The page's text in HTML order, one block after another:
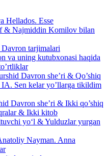
Hellados. Esse
& Najmiddin Komilov bilan
tarjimalari
va uning kutubxonasi haqida
Davron she’ri & Qo’shiq
Sen kelar yo’llarga tikildim
Davron she’ri & Ikki qo’shiq
& Ikki kitob
yo‘l & Yulduzlar yurgan
Nayman. Anna